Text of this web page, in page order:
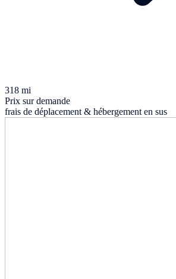
318 mi
Prix sur demande
frais de déplacement & hébergement en sus